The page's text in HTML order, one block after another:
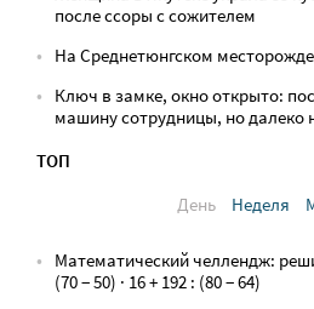
после ссоры с сожителем
На Среднетюнгском
Ключ в замке, окно открыто:
машину сотрудницы, но далеко
ТОП
День
Неделя
Математический челлендж:
(70 − 50) · 16 + 192 : (80 − 64)